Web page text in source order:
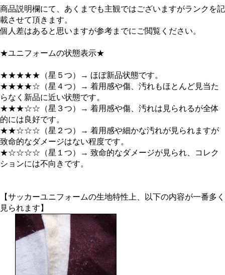
商品説明欄にて、あくまでも主観ではございますがランクを記
載させて頂きます。
個人差はあると思いますが参考までにご閲覧ください。
★ユニフォームの状態表示★
★★★★★（星５つ）→ ほぼ新品状態です。
★★★★☆（星４つ）→ 着用感や傷、汚れもほとんど見当た
らなく新品に近い状態です。
★★★☆☆（星３つ）→ 着用感や傷、汚れは見られるが全体
的には良好です。
★★☆☆☆（星２つ）→ 着用感や細かな汚れが見られますが
致命的なダメージはない程度です。
★☆☆☆☆（星１つ）→ 致命的なダメージが見られ、コレク
ションには不向きです。
【サッカーユニフォームの生地特性上、以下の内容が一番多く
見られます】